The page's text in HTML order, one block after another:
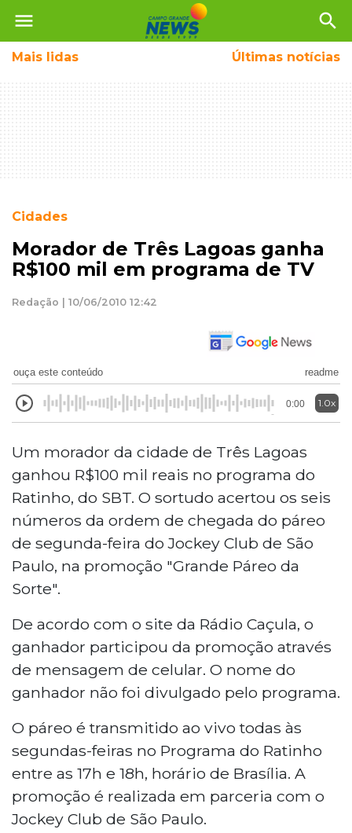
menu search
Mais lidas Últimas notícias
Cidades
Morador de Três Lagoas ganha
R$100 mil em programa de TV
Redação | 10/06/2010 12:42
ouça este conteúdo readme
0:00 1.0x
Um morador da cidade de Três Lagoas
ganhou R$100 mil reais no programa do
Ratinho, do SBT. O sortudo acertou os seis
números da ordem de chegada do páreo
de segunda-feira do Jockey Club de São
Paulo, na promoção "Grande Páreo da
Sorte".
De acordo com o site da Rádio Caçula, o
ganhador participou da promoção através
de mensagem de celular. O nome do
ganhador não foi divulgado pelo programa.
O páreo é transmitido ao vivo todas às
segundas-feiras no Programa do Ratinho
entre as 17h e 18h, horário de Brasília. A
promoção é realizada em parceria com o
Jockey Club de São Paulo.